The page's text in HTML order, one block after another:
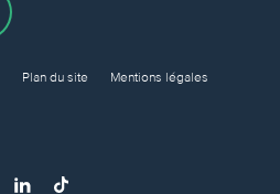
Plan du site
Mentions légales